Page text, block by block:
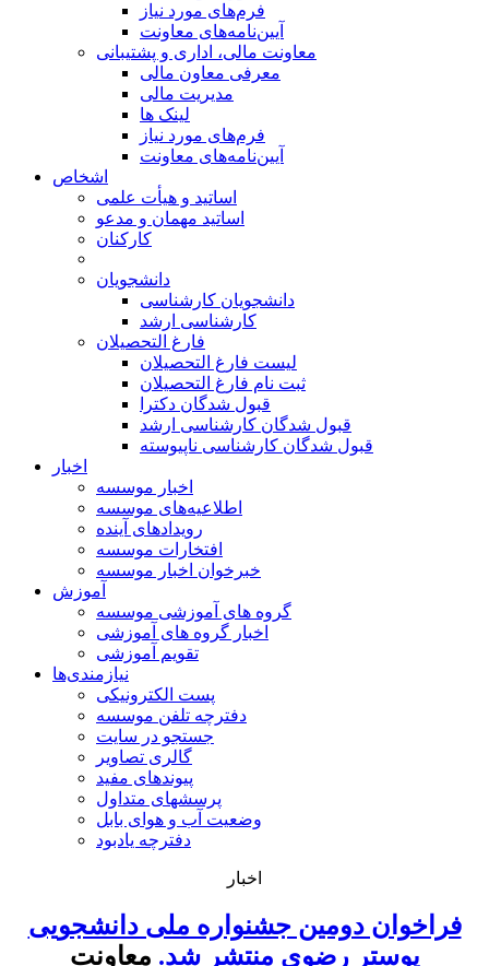
فرم‌های مورد نیاز
آیین‌نامه‌های معاونت
معاونت مالی، اداری و پشتیبانی
معرفی معاون مالی
مدیریت مالی
لینک ها
فرم‌های مورد نیاز
آیین‌نامه‌های معاونت
اشخاص
اساتید و هیأت علمی
اساتید مهمان و مدعو
کارکنان
دانشجویان
دانشجویان کارشناسی
کارشناسی ارشد
فارغ التحصیلان
لیست فارغ التحصیلان
ثبت نام فارغ التحصیلان
قبول شدگان دکترا
قبول شدگان کارشناسی ارشد
قبول شدگان کارشناسی ناپیوسته
اخبار
اخبار موسسه
اطلاعیه‌های موسسه
رویدادهای آینده
افتخارات موسسه
خبرخوان اخبار موسسه
آموزش
گروه های آموزشی موسسه
اخبار گروه های آموزشی
تقویم آموزشی
نیازمندی‌ها
پست الکترونیکی
دفترچه تلفن موسسه
جستجو در سایت
گالری تصاویر
پیوندهای مفید
پرسشهای متداول
وضعیت آب و هوای بابل
دفترچه یادبود
اخبار
فراخوان دومین جشنواره ملی دانشجویی
پوستر رضوی منتشر شد. معاونت